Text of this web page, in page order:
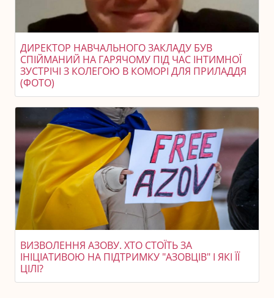
ДИРЕКТОР НАВЧАЛЬНОГО ЗАКЛАДУ БУВ
СПІЙМАНИЙ НА ГАРЯЧОМУ ПІД ЧАС ІНТИМНОЇ
ЗУСТРІЧІ З КОЛЕГОЮ В КОМОРІ ДЛЯ ПРИЛАДДЯ
(ФОТО)
ВИЗВОЛЕННЯ АЗОВУ. ХТО СТОЇТЬ ЗА
ІНІЦІАТИВОЮ НА ПІДТРИМКУ "АЗОВЦІВ" І ЯКІ ЇЇ
ЦІЛІ?